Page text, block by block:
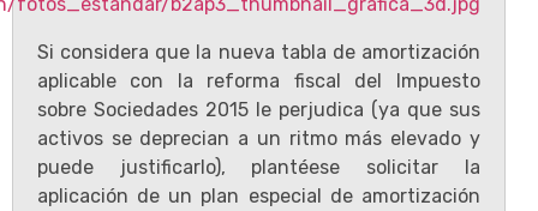
Si considera que la nueva tabla de amortización
aplicable con la reforma fiscal del Impuesto
sobre Sociedades 2015 le perjudica (ya que sus
activos se deprecian a un ritmo más elevado y
puede justificarlo), plantéese solicitar la
aplicación de un plan especial de amortización